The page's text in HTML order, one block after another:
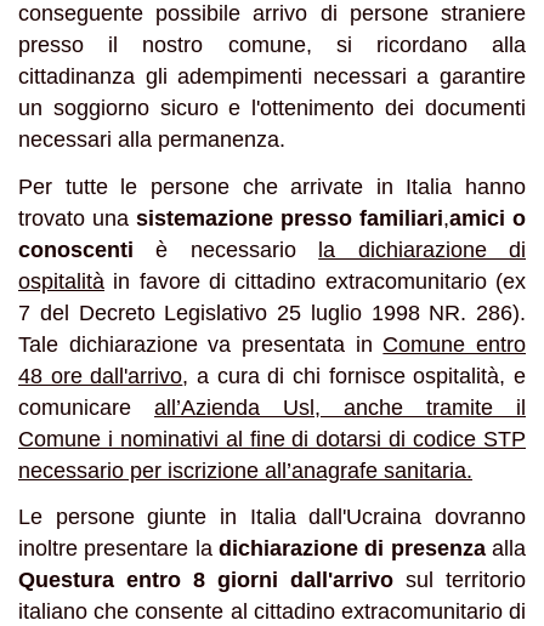
conseguente possibile arrivo di persone straniere
presso il nostro comune, si ricordano alla
cittadinanza gli adempimenti necessari a garantire
un soggiorno sicuro e l'ottenimento dei documenti
necessari alla permanenza.
Per tutte le persone che arrivate in Italia hanno
trovato una sistemazione presso familiari,amici o
conoscenti è necessario la dichiarazione di
ospitalità in favore di cittadino extracomunitario (ex
7 del Decreto Legislativo 25 luglio 1998 NR. 286).
Tale dichiarazione va presentata in Comune entro
48 ore dall'arrivo, a cura di chi fornisce ospitalità, e
comunicare all’Azienda Usl, anche tramite il
Comune i nominativi al fine di dotarsi di codice STP
necessario per iscrizione all’anagrafe sanitaria.
Le persone giunte in Italia dall'Ucraina dovranno
inoltre presentare ladichiarazione di presenzaalla
Questura entro 8 giorni dall'arrivo sul territorio
italiano che consente al cittadino extracomunitario di